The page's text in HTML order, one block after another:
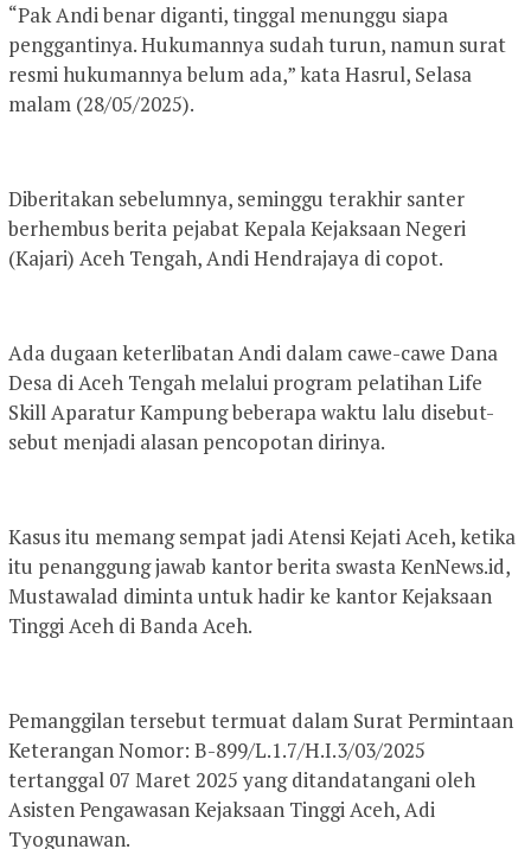
“Pak Andi benar diganti, tinggal menunggu siapa
penggantinya. Hukumannya sudah turun, namun surat
resmi hukumannya belum ada,” kata Hasrul, Selasa
malam (28/05/2025).
Diberitakan sebelumnya, seminggu terakhir santer
berhembus berita pejabat Kepala Kejaksaan Negeri
(Kajari) Aceh Tengah, Andi Hendrajaya di copot.
Ada dugaan keterlibatan Andi dalam cawe-cawe Dana
Desa di Aceh Tengah melalui program pelatihan Life
Skill Aparatur Kampung beberapa waktu lalu disebut-
sebut menjadi alasan pencopotan dirinya.
Kasus itu memang sempat jadi Atensi Kejati Aceh, ketika
itu penanggung jawab kantor berita swasta KenNews.id,
Mustawalad diminta untuk hadir ke kantor Kejaksaan
Tinggi Aceh di Banda Aceh.
Pemanggilan tersebut termuat dalam Surat Permintaan
Keterangan Nomor: B-899/L.1.7/H.I.3/03/2025
tertanggal 07 Maret 2025 yang ditandatangani oleh
Asisten Pengawasan Kejaksaan Tinggi Aceh, Adi
Tyogunawan.